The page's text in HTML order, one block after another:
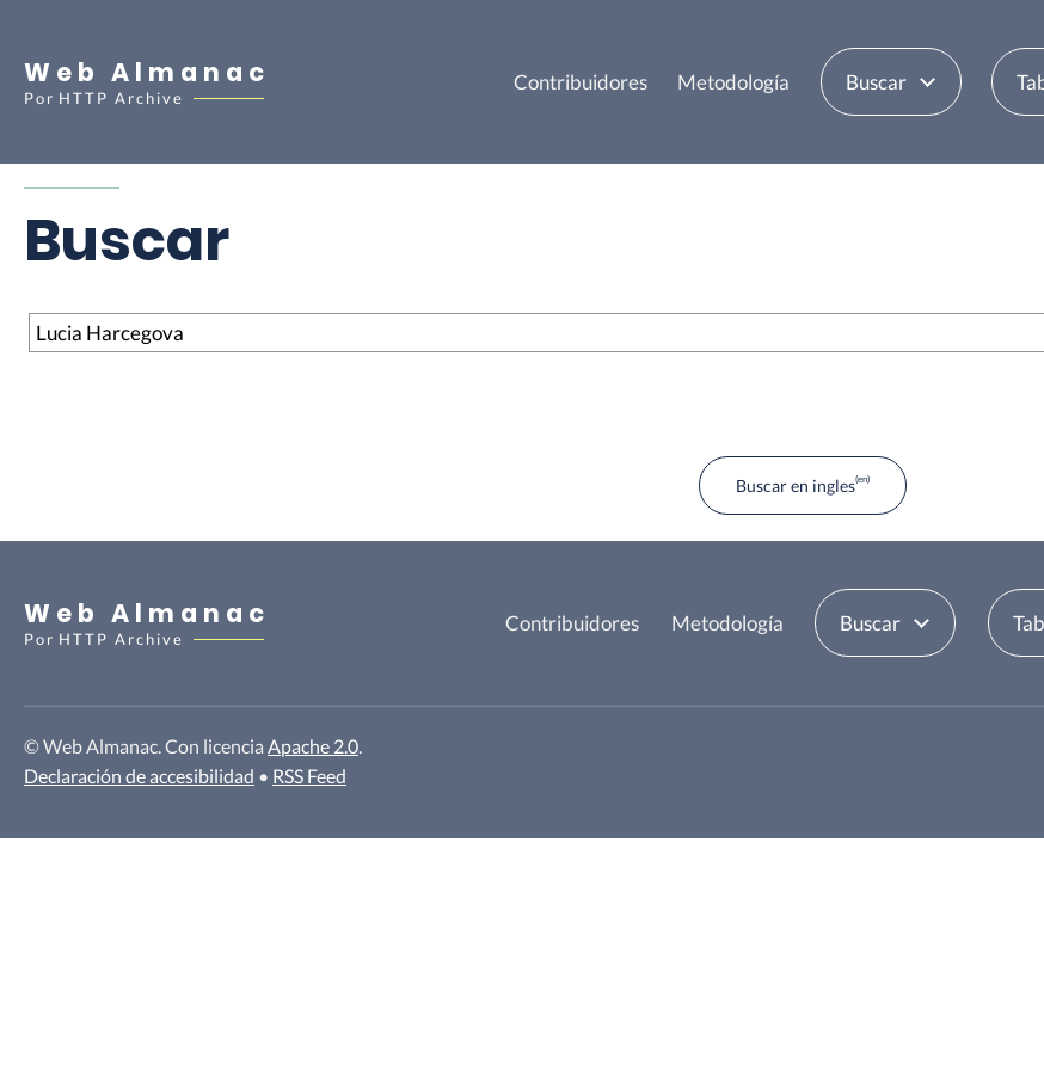
Web Almanac
Por HTTP Archive
Contribuidores Metodología Buscar
Buscar
Buscar
Buscar en ingles
Web Almanac
Por HTTP Archive
Contribuidores Metodología Buscar
© Web Almanac. Con licencia Apache 2.0.
Declaración de accesibilidad • RSS Feed